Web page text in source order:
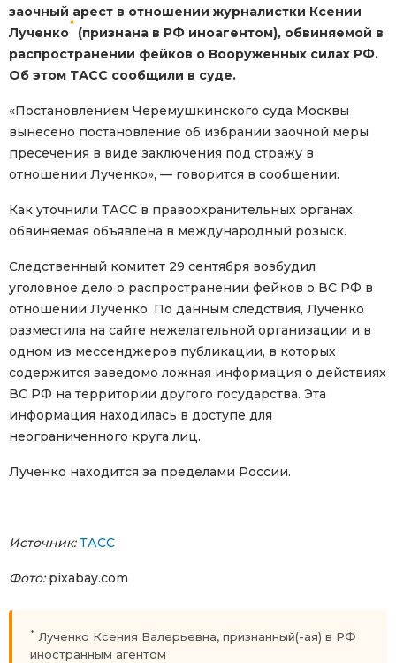
заочный арест в отношении журналистки Ксении
Лученко
*
(признана в РФ иноагентом), обвиняемой в
распространении фейков о Вооруженных силах РФ.
Об этом ТАСС сообщили в суде.
«Постановлением Черемушкинского суда Москвы
вынесено постановление об избрании заочной меры
пресечения в виде заключения под стражу в
отношении Лученко», — говорится в сообщении.
Как уточнили ТАСС в правоохранительных органах,
обвиняемая объявлена в международный розыск.
Следственный комитет 29 сентября возбудил
уголовное дело о распространении фейков о ВС РФ в
отношении Лученко. По данным следствия, Лученко
разместила на сайте нежелательной организации и в
одном из мессенджеров публикации, в которых
содержится заведомо ложная информация о действиях
ВС РФ на территории другого государства. Эта
информация находилась в доступе для
неограниченного круга лиц.
Лученко находится за пределами России.
Источник:ТАСС
Фото:pixabay.com
* Лученко Ксения Валерьевна, признанный(-ая) в РФ
иностранным агентом